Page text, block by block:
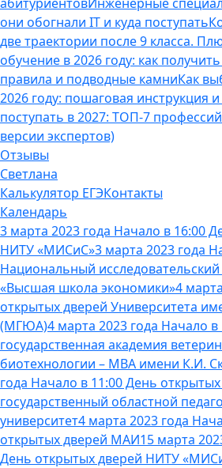
они обогнали IT и куда поступать
две траектории после 9 класса.
обучение в 2026 году: как
правила и подводные камниКак
2026 году: пошаговая инструкция
поступать в 2027: ТОП-7
версии экспертов)
Отзывы
Светлана
Калькулятор ЕГЭКонтакты
Календарь
3 марта 2023 года Начало в 16:00
НИТУ «МИСиС»3 марта 2023 года
Национальный исследовательский
«Высшая школа экономики»4
открытых дверей Университета
(МГЮА)4 марта 2023 года Начало
государственная академия
биотехнологии – МВА имени К.И.
года Начало в 11:00 День
государственный областной
университет4 марта 2023 года
открытых дверей МАИ15 марта
День открытых дверей НИТУ